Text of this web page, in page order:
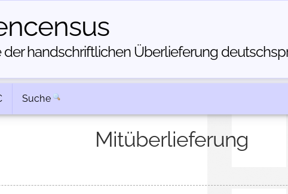
handschriftlichen Über­lieferung
Suche
Mitüberlieferung